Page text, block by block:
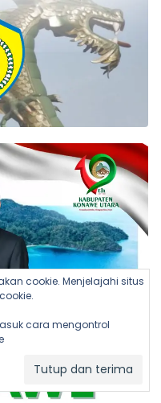
cookie. Menjelajahi situs
cara mengontrol